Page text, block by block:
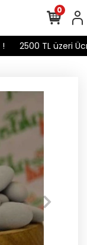
2500 TL üzeri
0